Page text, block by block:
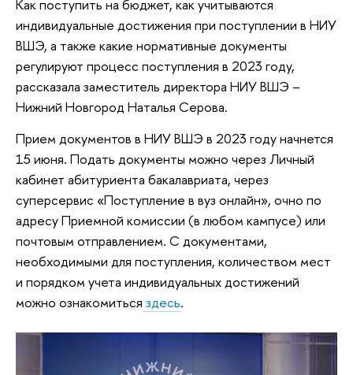
Как поступить на бюджет, как учитываются
индивидуальные достижения при поступлении в НИУ
ВШЭ, а также какие нормативные документы
регулируют процесс поступления в 2023 году,
рассказала заместитель директора НИУ ВШЭ –
Нижний Новгород Наталья Серова.
Прием документов в НИУ ВШЭ в 2023 году начнется
15 июня. Подать документы можно через Личный
кабинет абитуриента бакалавриата, через
суперсервис «Поступление в вуз онлайн», очно по
адресу Приемной комиссии (в любом кампусе) или
почтовым отправлением. С документами,
необходимыми для поступления, количеством мест
и порядком учета индивидуальных достижений
можно ознакомиться здесь.